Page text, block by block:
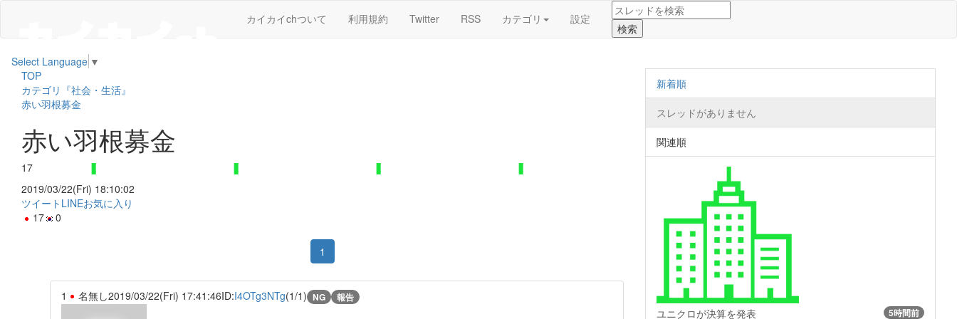
カイカイchついて 利用規約 Twitter RSS カテゴリ 設定
Select Language ▼
TOP
カテゴリ『社会・生活』
赤い羽根募金
赤い羽根募金
17
2019/03/22(Fri) 18:10:02
ツイート LINEお気に入り
17
0
1
1 名無し2019/03/22(Fri) 17:41:46ID:I4OTg3NTg(1/1) NG 報告
新着順
スレッドがありません
関連順
ユニクロが決算を発表 5時間前